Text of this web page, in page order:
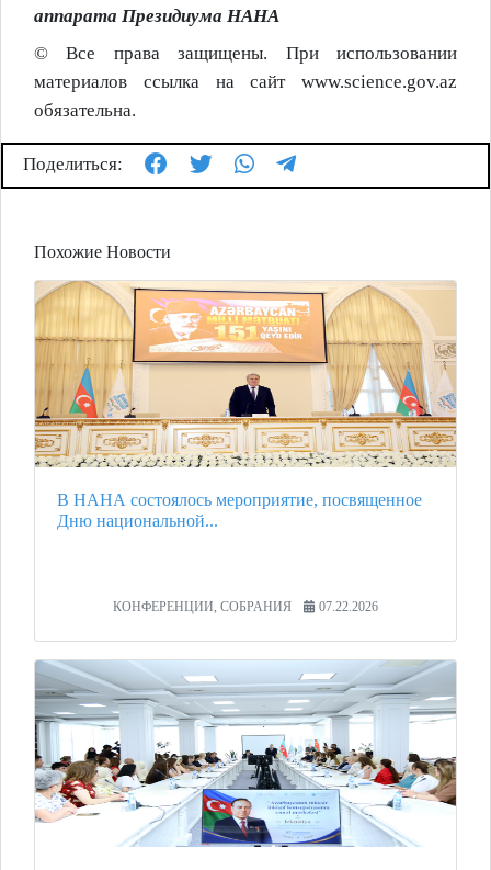
аппарата Президиума НАНА
© Все права защищены. При использовании
материалов ссылка на сайт www.science.gov.az
обязательна.
Поделиться:
Похожие Новости
В НАНА состоялось мероприятие, посвященное
Дню национальной...
КОНФЕРЕНЦИИ, СОБРАНИЯ 07.22.2026